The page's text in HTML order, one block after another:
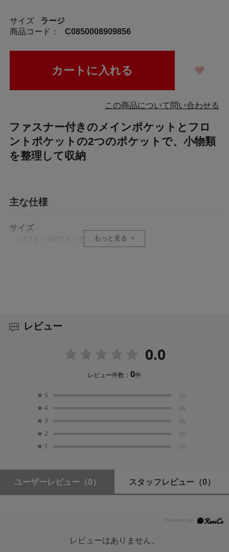
サイズ
ラージ
商品コード：
C0850008909856
この商品について問い合わせる
ファスナー付きのメインポケットとフロ
ントポケットの2つのポケットで、小物類
を整理して収納
主な仕様
サイズ
H13.9 × W22.9 × D10.2cm
もっと見る
レビュー
0.0
レビュー件数：0件
★ 5 (0)
★ 4 (0)
★ 3 (0)
★ 2 (0)
★ 1 (0)
ユーザーレビュー （0） スタッフレビュー （0）
レビューはありません。